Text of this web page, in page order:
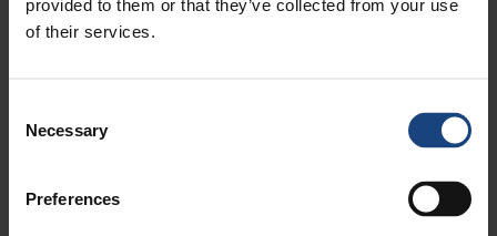
provided to them or that they’ve collected from your use
of their services.
Selection
Necessary
Preferences